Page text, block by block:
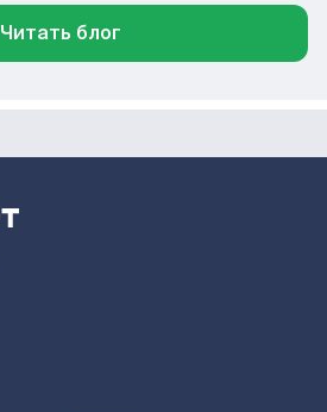
Читать блог